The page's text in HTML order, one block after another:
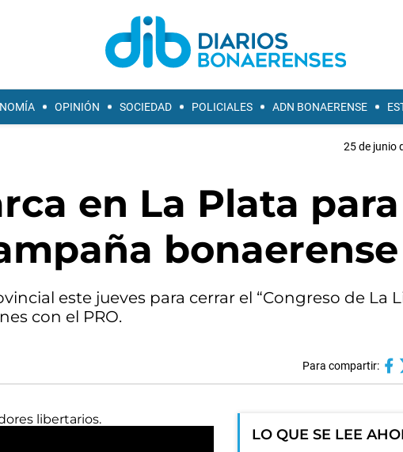
OPINIÓN SOCIEDAD POLICIALES ADN BONAERENSE
25 de junio
en La Plata para
bonaerense
este jueves para cerrar el “Congreso de La
con el PRO.
Para compartir:
LO QUE SE LEE